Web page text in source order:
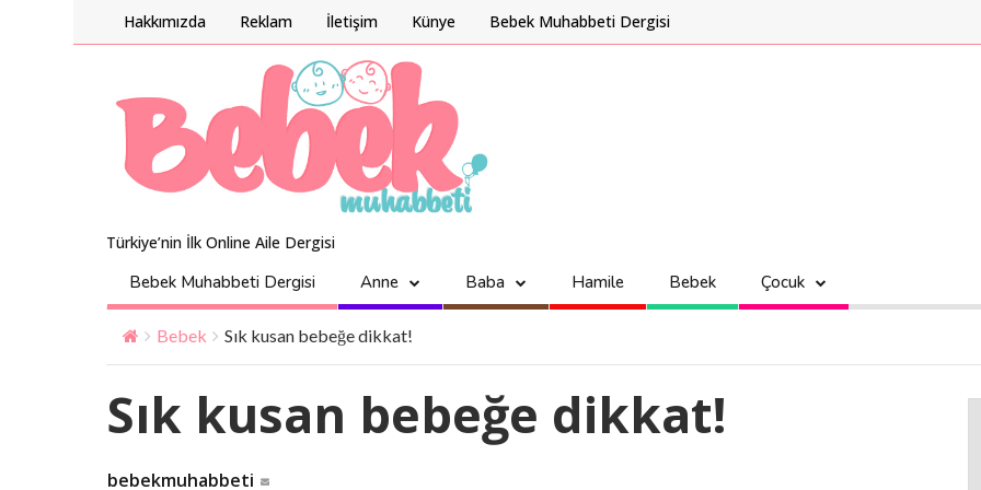
Hakkımızda Reklam İletişim Künye Bebek Muhabbeti Dergisi
Türkiye’nin İlk Online Aile Dergisi
Bebek Muhabbeti Dergisi Anne Baba Hamile Bebek Çocuk
Bebek Sık kusan bebeğe dikkat!
Sık kusan bebeğe dikkat!
bebekmuhabbeti